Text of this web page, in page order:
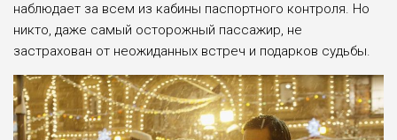
наблюдает за всем из кабины паспортного контроля. Но
никто, даже самый осторожный пассажир, не
застрахован от неожиданных встреч и подарков судьбы.